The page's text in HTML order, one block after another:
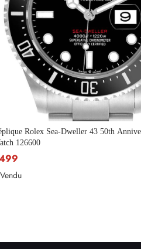
Rolex Sea-Dweller 43 50th
126600